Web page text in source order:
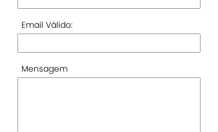
Email Válido:
Mensagem